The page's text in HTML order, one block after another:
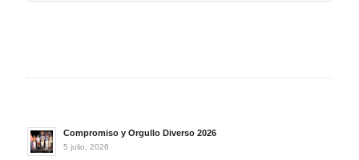
Compromiso y Orgullo Diverso 2026
5 julio, 2026